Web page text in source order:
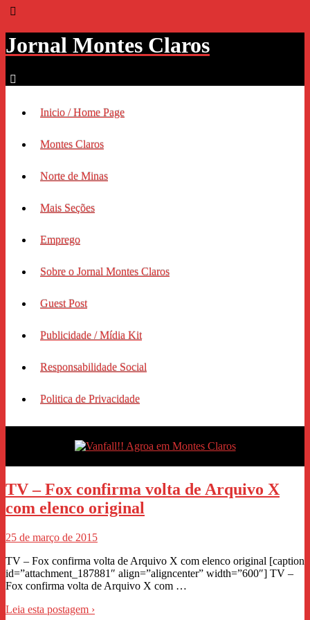
Jornal Montes Claros
Inicio / Home Page
Montes Claros
Norte de Minas
Mais Seções
Emprego
Sobre o Jornal Montes Claros
Guest Post
Publicidade / Mídia Kit
Responsabilidade Social
Politica de Privacidade
TV – Fox confirma volta de Arquivo X
com elenco original
25 de março de 2015
TV – Fox confirma volta de Arquivo X com elenco original [caption
id=”attachment_187881″ align=”aligncenter” width=”600″] TV –
Fox confirma volta de Arquivo X com …
Leia esta postagem ›